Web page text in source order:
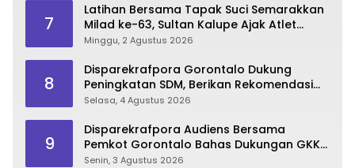
7
Latihan Bersama Tapak Suci Semarakkan
Milad ke-63, Sultan Kalupe Ajak Atlet
Lestarikan Budaya Bela Diri
Minggu, 2 Agustus 2026
8
Disparekrafpora Gorontalo Dukung
Peningkatan SDM, Berikan Rekomendasi
Studi S3 bagi Pegawai
Selasa, 4 Agustus 2026
9
Disparekrafpora Audiens Bersama
Pemkot Gorontalo Bahas Dukungan GKK
2026
Senin, 3 Agustus 2026